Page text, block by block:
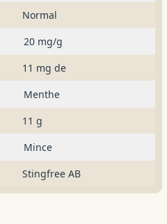
Normal
20 mg/g
11 mg de
Menthe
11 g
Mince
Stingfree AB